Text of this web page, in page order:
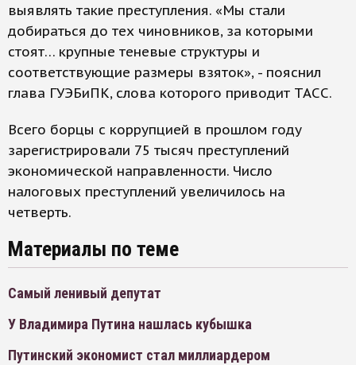
выявлять такие преступления. «Мы стали
добираться до тех чиновников, за которыми
стоят… крупные теневые структуры и
соответствующие размеры взяток», - пояснил
глава ГУЭБиПК, слова которого приводит ТАСС.
Всего борцы с коррупцией в прошлом году
зарегистрировали 75 тысяч преступлений
экономической направленности. Число
налоговых преступлений увеличилось на
четверть.
Материалы по теме
Самый ленивый депутат
У Владимира Путина нашлась кубышка
Путинский экономист стал миллиардером